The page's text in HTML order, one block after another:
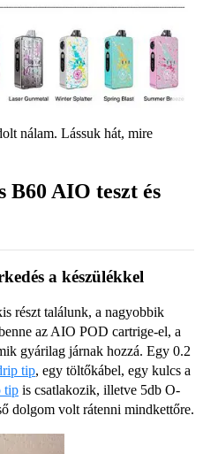
nálam. Lássuk hát, mire
B60 AIO teszt és
a készülékkel
részt találunk, a nagyobbik
az AIO POD cartrige-el, a
gyárilag járnak hozzá. Egy 0.2
tip, egy töltőkábel, egy kulcs a
tip is csatlakozik, illetve 5db O-
dolgom volt rátenni mindkettőre.